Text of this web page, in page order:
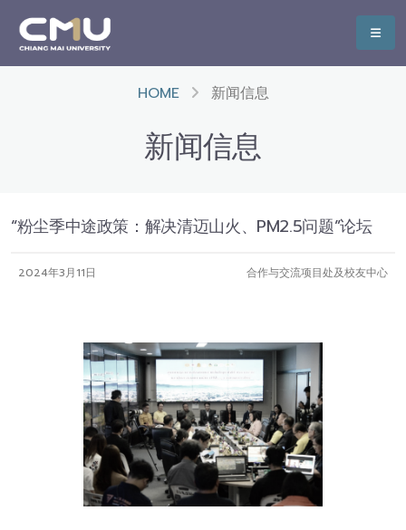
HOME 新闻信息
新闻信息
“粉尘季中途政策：解决清迈山火、PM2.5问题”论坛
2024年3月11日 合作与交流项目处及校友中心